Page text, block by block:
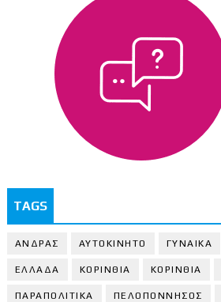
TAGS
ΑΝΔΡΑΣ ΑΥΤΟΚΙΝΗΤΟ ΓΥΝΑΙΚΑ
ΕΛΛΑΔΑ ΚΟΡΙΝΘΙΑ ΚΟΡΙΝΘΙA
ΠΑΡΑΠΟΛΙΤΙΚΑ ΠΕΛΟΠΟΝΝΗΣΟΣ